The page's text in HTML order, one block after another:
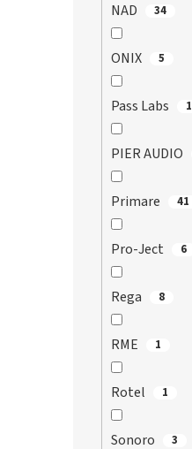
NAD 34
ONIX 5
Pass Labs 1
PIER AUDIO
Primare 41
Pro-Ject 6
Rega 8
RME 1
Rotel 1
Sonoro 3